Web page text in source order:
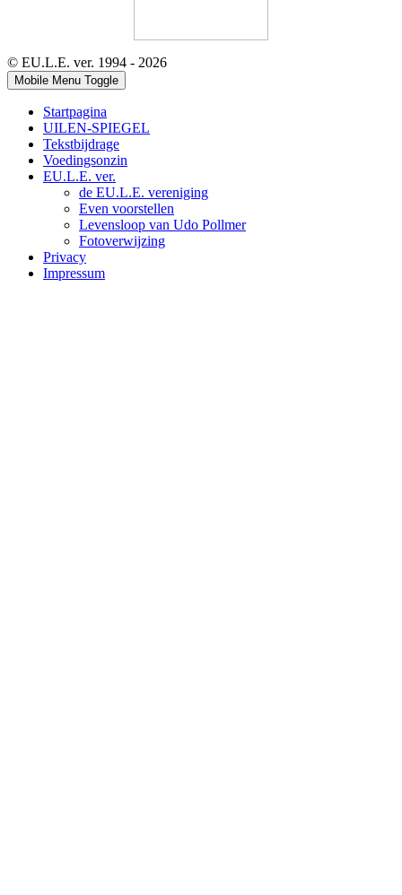
© EU.L.E. ver. 1994 - 2026
Mobile Menu Toggle
Startpagina
UILEN-SPIEGEL
Tekstbijdrage
Voedingsonzin
EU.L.E. ver.
de EU.L.E. vereniging
Even voorstellen
Levensloop van Udo Pollmer
Fotoverwijzing
Privacy
Impressum